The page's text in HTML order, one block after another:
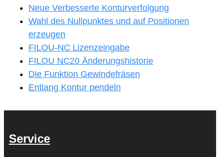
Neue Verbesserte Konturverfolgung
Wahl des Nullpunktes und auf Positionen
erzeugen
FILOU-NC Lizenzeingabe
FILOU NC20 Änderungshistorie
Die Funktion Gewindefräsen
Entlang Kontur pendeln
Service